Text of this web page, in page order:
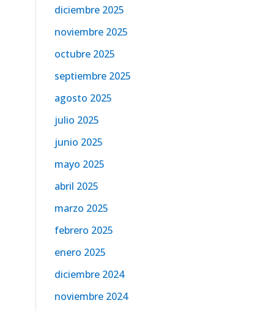
diciembre 2025
noviembre 2025
octubre 2025
septiembre 2025
agosto 2025
julio 2025
junio 2025
mayo 2025
abril 2025
marzo 2025
febrero 2025
enero 2025
diciembre 2024
noviembre 2024